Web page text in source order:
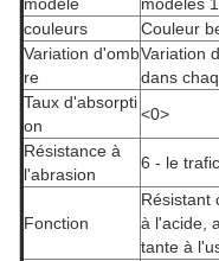
couleurs
Couleur
Variation d'omb
re
Variation
dans
Taux d'absorpti
on
<0>
Résistance à
l'abrasion
6 - le
Fonction
Résistant
à l'acide,
tante à